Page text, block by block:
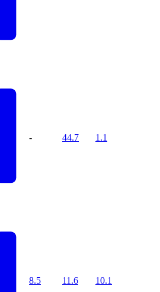
- 44.7 1.1
8.5 11.6 10.1